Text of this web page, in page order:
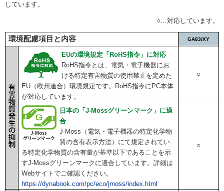
しています。
○…対応しています。
環境配慮項目と内容 GA83/XY
EUの環境規定「RoHS指令」に対応
RoHS指令とは、電気・電子機器にお
ける特定有害物質の使用禁止を定めた
EU（欧州連合）環境規定です。RoHS指令にPC本体
が対応しています。
○
日本の「J-Mossグリーンマーク」に適
合
J-Moss（電気・電子機器の特定化学物
質の含有表示方法）にて規定されてい
る特定化学物質の含有量が基準以下であることを示
すJ-Mossグリーンマークに適合しています。詳細は
Webサイトでご確認ください。
https://dynabook.com/pc/eco/jmoss/index.html
○